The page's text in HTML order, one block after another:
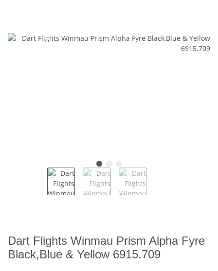
Dart Flights Winmau Prism Alpha Fyre
Black,Blue & Yellow 6915.709